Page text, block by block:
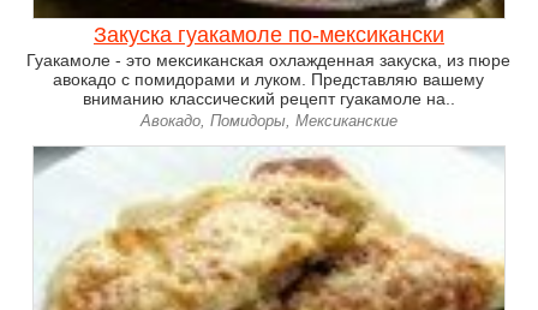
Закуска гуакамоле по-мексикански
Гуакамоле - это мексиканская охлажденная закуска, из пюре
авокадо с помидорами и луком. Представляю вашему
вниманию классический рецепт гуакамоле на..
Авокадо, Помидоры, Мексиканские